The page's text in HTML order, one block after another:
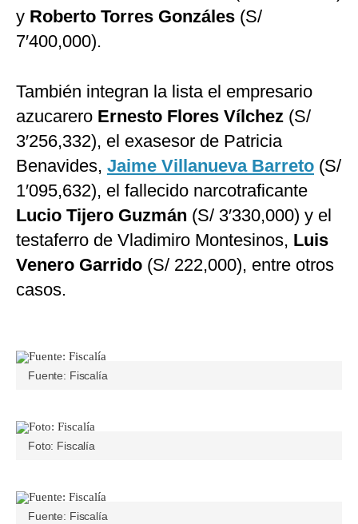
y Roberto Torres Gonzáles (S/
7′400,000).
También integran la lista el empresario
azucarero Ernesto Flores Vílchez (S/
3′256,332), el exasesor de Patricia
Benavides, Jaime Villanueva Barreto (S/
1′095,632), el fallecido narcotraficante
Lucio Tijero Guzmán (S/ 3′330,000) y el
testaferro de Vladimiro Montesinos, Luis
Venero Garrido (S/ 222,000), entre otros
casos.
Fuente: Fiscalía
Foto: Fiscalía
Fuente: Fiscalía